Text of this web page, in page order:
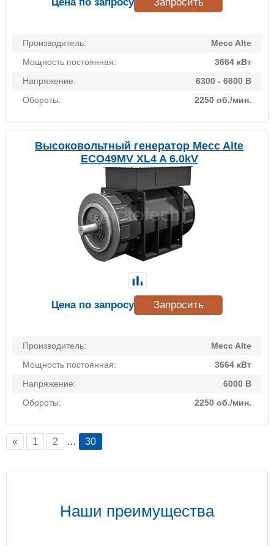
Производитель:
Mecc Alte
Мощность постоянная:
3664 кВт
Напряжение:
6300 - 6600 В
Обороты:
2250 об./мин.
Высоковольтный генератор Mecc Alte
ECO49MV XL4 A 6.0kV
Производитель:
Mecc Alte
Мощность постоянная:
3664 кВт
Напряжение:
6000 В
Обороты:
2250 об./мин.
Цена по запросу Запросить
« 1 2 … 30
Наши преимущества